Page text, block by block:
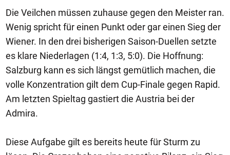
Die Veilchen müssen zuhause gegen den Meister ran.
Wenig spricht für einen Punkt oder gar einen Sieg der
Wiener. In den drei bisherigen Saison-Duellen setzte
es klare Niederlagen (1:4, 1:3, 5:0). Die Hoffnung:
Salzburg kann es sich längst gemütlich machen, die
volle Konzentration gilt dem Cup-Finale gegen Rapid.
Am letzten Spieltag gastiert die Austria bei der
Admira.
Diese Aufgabe gilt es bereits heute für Sturm zu